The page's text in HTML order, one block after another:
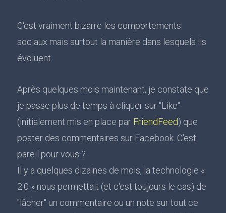
C'est vraiment bizarre les comportements
sociaux mais surtout la manière dans lesquels ils
évoluent.
Après quelques mois maintenant, je constate que
je passe plus de temps à cliquer sur "Like"
(initialement mis en place par FriendFeed) que
poster des commentaires sur Facebook. C'est
pareil pour vous ?
Il y a quelques dizaines de mois, la technologie «
2.0 » nous permettait (et c'est toujours le cas) de
"lâcher" un commentaire ou un note sur tout ce